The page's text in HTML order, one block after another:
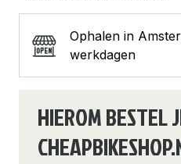
Ophalen in
werkdagen
HIEROM BESTEL